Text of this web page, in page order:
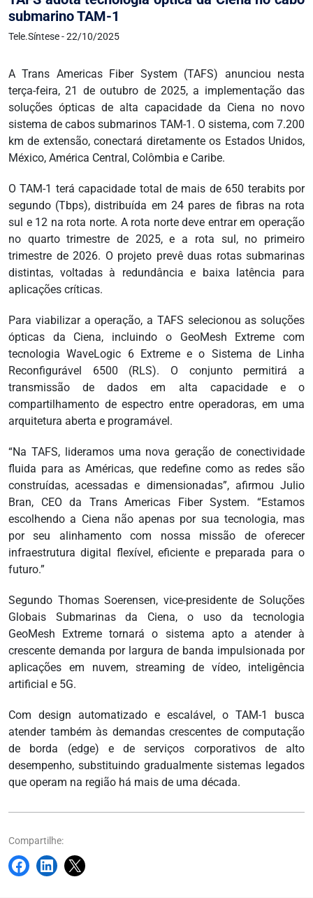
submarino TAM-1
Tele.Síntese - 22/10/2025
A Trans Americas Fiber System (TAFS) anunciou nesta
terça-feira, 21 de outubro de 2025, a implementação das
soluções ópticas de alta capacidade da Ciena no novo
sistema de cabos submarinos TAM-1. O sistema, com 7.200
km de extensão, conectará diretamente os Estados Unidos,
México, América Central, Colômbia e Caribe.
O TAM-1 terá capacidade total de mais de 650 terabits por
segundo (Tbps), distribuída em 24 pares de fibras na rota
sul e 12 na rota norte. A rota norte deve entrar em operação
no quarto trimestre de 2025, e a rota sul, no primeiro
trimestre de 2026. O projeto prevê duas rotas submarinas
distintas, voltadas à redundância e baixa latência para
aplicações críticas.
Para viabilizar a operação, a TAFS selecionou as soluções
ópticas da Ciena, incluindo o GeoMesh Extreme com
tecnologia WaveLogic 6 Extreme e o Sistema de Linha
Reconfigurável 6500 (RLS). O conjunto permitirá a
transmissão de dados em alta capacidade e o
compartilhamento de espectro entre operadoras, em uma
arquitetura aberta e programável.
“Na TAFS, lideramos uma nova geração de conectividade
fluida para as Américas, que redefine como as redes são
construídas, acessadas e dimensionadas”, afirmou Julio
Bran, CEO da Trans Americas Fiber System. “Estamos
escolhendo a Ciena não apenas por sua tecnologia, mas
por seu alinhamento com nossa missão de oferecer
infraestrutura digital flexível, eficiente e preparada para o
futuro.”
Segundo Thomas Soerensen, vice-presidente de Soluções
Globais Submarinas da Ciena, o uso da tecnologia
GeoMesh Extreme tornará o sistema apto a atender à
crescente demanda por largura de banda impulsionada por
aplicações em nuvem, streaming de vídeo, inteligência
artificial e 5G.
Com design automatizado e escalável, o TAM-1 busca
atender também às demandas crescentes de computação
de borda (edge) e de serviços corporativos de alto
desempenho, substituindo gradualmente sistemas legados
que operam na região há mais de uma década.
Compartilhe: